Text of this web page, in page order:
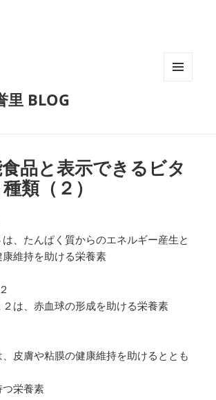
里 BLOG
品と表示できるビタ
類（２）
は、たんぱく質からのエネルギー産生と
維持を助ける栄養素
２は、赤血球の形成を助ける栄養素
、皮膚や粘膜の健康維持を助けるととも
栄養素